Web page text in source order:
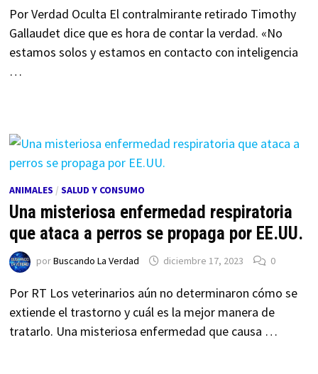
Por Verdad Oculta El contralmirante retirado Timothy
Gallaudet dice que es hora de contar la verdad. «No
estamos solos y estamos en contacto con inteligencia
…
ANIMALES / SALUD Y CONSUMO
Una misteriosa enfermedad respiratoria
que ataca a perros se propaga por EE.UU.
porBuscando La Verdad diciembre 17, 2023 0
Por RT Los veterinarios aún no determinaron cómo se
extiende el trastorno y cuál es la mejor manera de
tratarlo. Una misteriosa enfermedad que causa …